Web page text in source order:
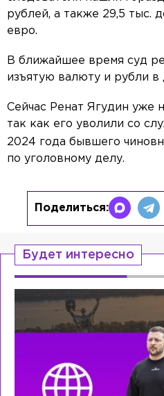
рублей, а также 29,5 тыс.
евро.
В ближайшее время суд
изъятую валюту и рубли в
Сейчас Ренат Ягудин уже
так как его уволили со
2024 года бывшего
по уголовному делу.
Поделиться:
Будет интересно